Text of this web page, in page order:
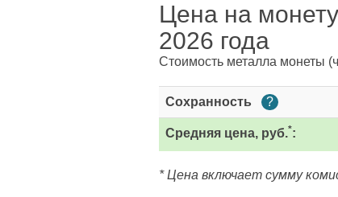
Цена на
2026 года
Стоимость металла монеты
Сохранность ?
Средняя цена, руб.*:
* Цена включает сумму